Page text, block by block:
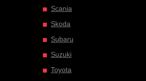
Scania
Skoda
Subaru
Suzuki
Toyota